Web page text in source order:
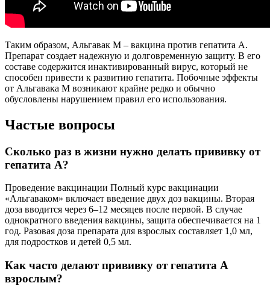
Таким образом, Альгавак М – вакцина против гепатита А.
Препарат создает надежную и долговременную защиту. В его
составе содержится инактивированный вирус, который не
способен привести к развитию гепатита. Побочные эффекты
от Альгавака М возникают крайне редко и обычно
обусловлены нарушением правил его использования.
Частые вопросы
Сколько раз в жизни нужно делать прививку от
гепатита А?
Проведение вакцинации Полный курс вакцинации
«Альгаваком» включает введение двух доз вакцины. Вторая
доза вводится через 6–12 месяцев после первой. В случае
однократного введения вакцины, защита обеспечивается на 1
год. Разовая доза препарата для взрослых составляет 1,0 мл,
для подростков и детей 0,5 мл.
Как часто делают прививку от гепатита А
взрослым?